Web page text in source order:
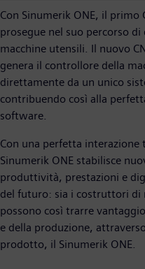
Con Sinumerik ONE, il primo
prosegue nel suo percorso
macchine utensili. Il nuovo
genera il controllore della
direttamente da un unico
contribuendo così alla
software.
Con una perfetta
Sinumerik ONE stabilisce
produttività, prestazioni e
del futuro: sia i costruttori di
possono così trarre
e della produzione,
prodotto, il Sinumerik ONE.